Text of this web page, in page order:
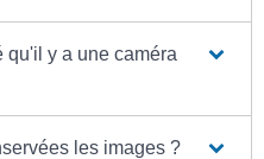
qu'il y a une caméra
les images ?